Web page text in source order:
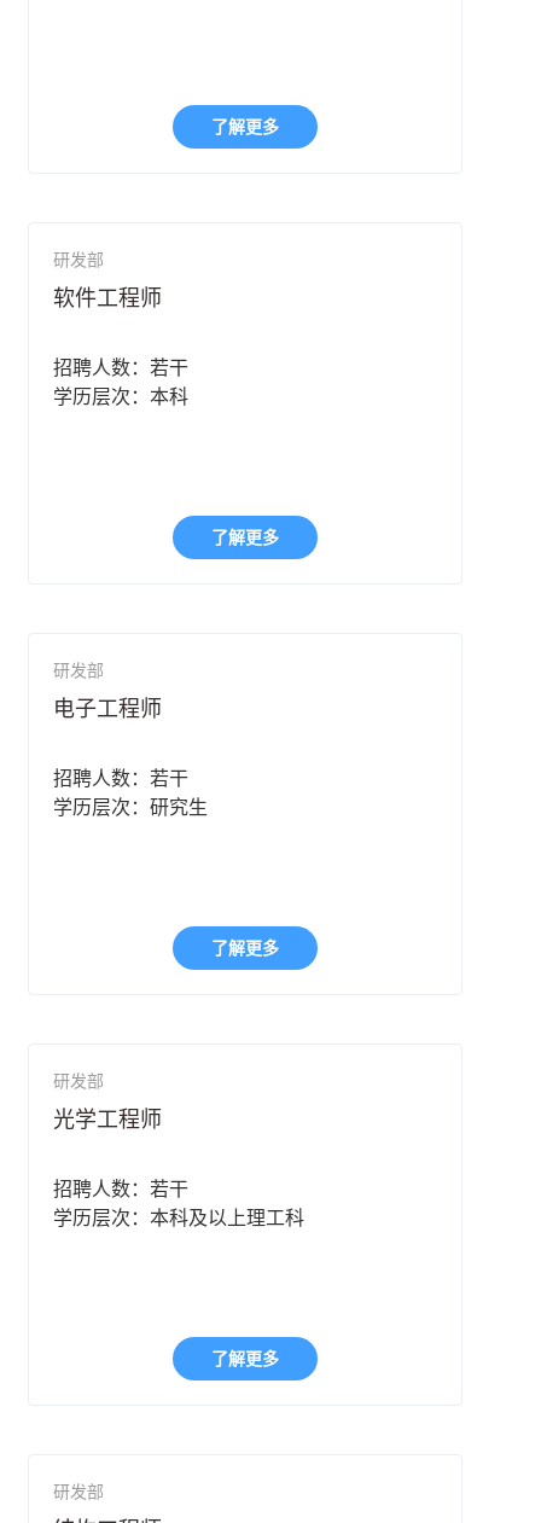
了解更多
研发部
软件工程师
招聘人数：若干
学历层次：本科
了解更多
研发部
电子工程师
招聘人数：若干
学历层次：研究生
了解更多
研发部
光学工程师
招聘人数：若干
学历层次：本科及以上理工科
了解更多
研发部